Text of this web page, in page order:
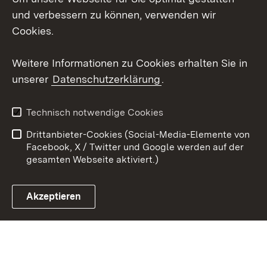
Link zum Landesportal
Barrierefreiheit
Benutzungshinweise
Impressum
Cookies
und verbessern zu können, verwenden wir
Cookies.
Weitere Informationen zu Cookies erhalten Sie in
unserer Datenschutzerklärung.
Technisch notwendige Cookies
Drittanbieter-Cookies (Social-Media-Elemente von
Facebook, X / Twitter und Google werden auf der
gesamten Webseite aktiviert.)
Akzeptieren